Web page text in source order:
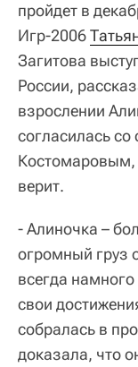
пройдет в
Игр-2006
Загитова
России,
взрослении
согласилась
Костомаровым,
верит.
- Алиночка –
огромный груз
всегда
свои
собралась в
доказала, что